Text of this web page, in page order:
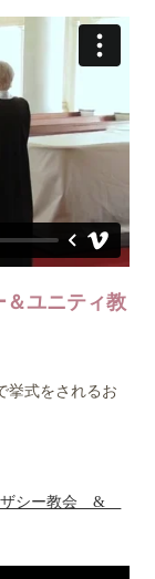
＆ユニティ教
挙式をされるお
ザシー教会 &